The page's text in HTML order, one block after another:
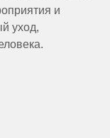
и
уход,